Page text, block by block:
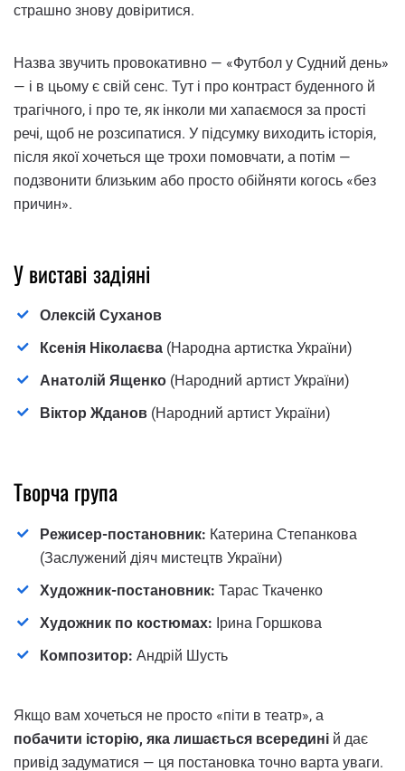
страшно знову довіритися.
Назва звучить провокативно — «Футбол у Судний день»
— і в цьому є свій сенс. Тут і про контраст буденного й
трагічного, і про те, як інколи ми хапаємося за прості
речі, щоб не розсипатися. У підсумку виходить історія,
після якої хочеться ще трохи помовчати, а потім —
подзвонити близьким або просто обійняти когось «без
причин».
У виставі задіяні
Олексій Суханов
Ксенія Ніколаєва (Народна артистка України)
Анатолій Ященко (Народний артист України)
Віктор Жданов (Народний артист України)
Творча група
Режисер-постановник: Катерина Степанкова
(Заслужений діяч мистецтв України)
Художник-постановник: Тарас Ткаченко
Художник по костюмах: Ірина Горшкова
Композитор: Андрій Шусть
Якщо вам хочеться не просто «піти в театр», а
побачити історію, яка лишається всередині й дає
привід задуматися — ця постановка точно варта уваги.